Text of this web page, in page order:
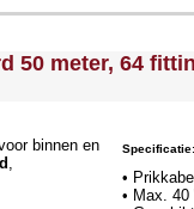
--><!-- MakeFullWidth14 --><!-- MakeFullWidth15 --><!-- MakeFullWidth16 --><!-- MakeFullWidth17 --><!-- MakeFullWidth18 --><!-- MakeFullWidth19 -->
50 meter, 64
binnen en
,
Specificatie:
•
• Max.